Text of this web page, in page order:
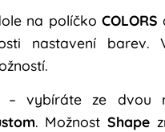
na políčko COLORS
nastavení barev.
– vybíráte ze dvou
. MožnostShape